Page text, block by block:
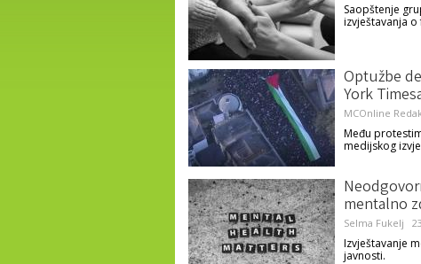
Saopštenje
izvještavanja o
Optužbe
York
MCOnline
Među
medijskog
mentalno
Selma Fukelj
Izvještavanje
javnosti.